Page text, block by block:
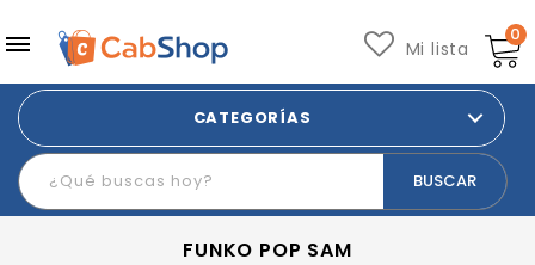
0
Mi lista
CATEGORÍAS
FUNKO POP SAM